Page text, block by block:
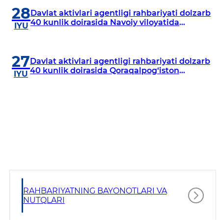
28
IYU
Davlat aktivlari agentligi rahbariyati dolzarb
40 kunlik doirasida Navoiy viloyatida
27
IYU
Davlat aktivlari agentligi rahbariyati dolzarb
40 kunlik doirasida Qoraqalpog‘iston
RAHBARIYATNING BAYONOTLARI VA
NUTQLARI